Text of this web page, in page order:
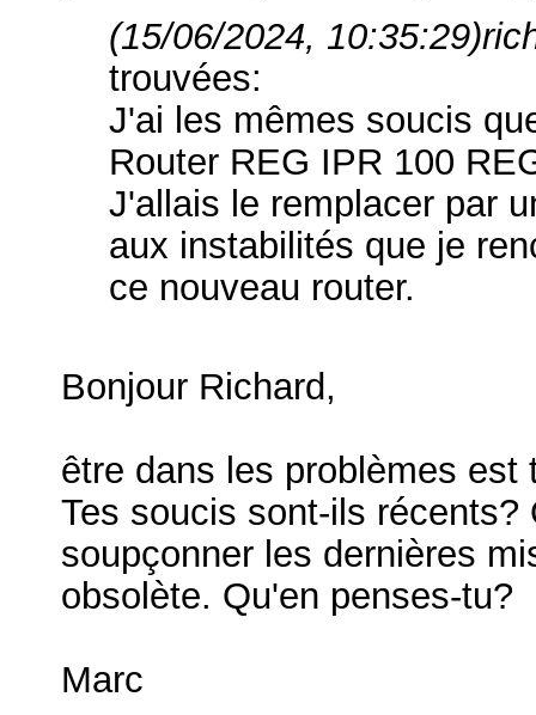
(15/06/2024, 10:35:29)
trouvées:
J'ai les mêmes soucis
Router REG IPR 100
J'allais le remplacer par
aux instabilités que je
ce nouveau router.
Bonjour Richard,
être dans les problèmes
Tes soucis sont-ils
soupçonner les dernières
obsolète. Qu'en penses-tu?
Marc